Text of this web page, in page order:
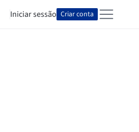
Iniciar sessão Criar conta